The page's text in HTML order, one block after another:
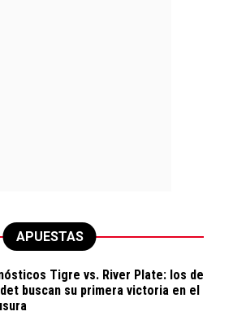
APUESTAS
Tigre vs. River Plate: los de
buscan su primera victoria en el